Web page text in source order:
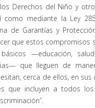
Derechos del Niño y
como mediante la Ley
de Garantías y
que estos compromisos
básicos —educación,
que lleguen de
cerca de ellos, en sus
que incluyen a todos